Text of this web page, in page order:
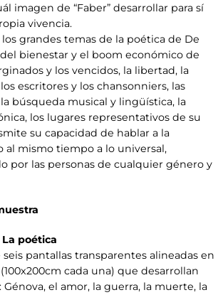
imagen de “Faber” desarrollar para sí
vivencia.
grandes temas de la poética de De
bienestar y el boom económico de
y los vencidos, la libertad, la
escritores y los chansonniers, las
búsqueda musical y lingüística, la
los lugares representativos de su
su capacidad de hablar a la
al mismo tiempo a lo universal,
por las personas de cualquier género y
poética
pantallas transparentes alineadas en
cada una) que desarrollan
el amor, la guerra, la muerte, la